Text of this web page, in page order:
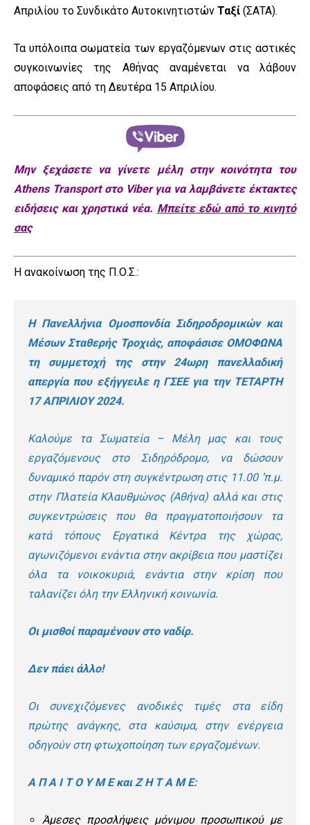
Απριλίου το Συνδικάτο Αυτοκινητιστών Ταξί (ΣΑΤΑ).
Τα υπόλοιπα σωματεία των εργαζόμενων στις αστικές
συγκοινωνίες της Αθήνας αναμένεται να λάβουν
αποφάσεις από τη Δευτέρα 15 Απριλίου.
Μην ξεχάσετε να γίνετε μέλη στην κοινότητα του
Athens Transport στο Viber για να λαμβάνετε έκτακτες
ειδήσεις και χρηστικά νέα. Μπείτε εδώ από το κινητό
σας
Η ανακοίνωση της Π.Ο.Σ.:
H Πανελλήνια Ομοσπονδία Σιδηροδρομικών και
Μέσων Σταθερής Τροχιάς, αποφάσισε ΟΜΟΦΩΝΑ
τη συμμετοχή της στην 24ωρη πανελλαδική
απεργία που εξήγγειλε η ΓΣΕΕ για την ΤΕΤΑΡΤΗ
17 ΑΠΡΙΛΙΟΥ 2024.
Καλούμε τα Σωματεία – Μέλη μας και τους
εργαζόμενους στο Σιδηρόδρομο, να δώσουν
δυναμικό παρόν στη συγκέντρωση στις 11.00 ’π.μ.
στην Πλατεία Κλαυθμώνος (Αθήνα) αλλά και στις
συγκεντρώσεις που θα πραγματοποιήσουν τα
κατά τόπους Εργατικά Κέντρα της χώρας,
αγωνιζόμενοι ενάντια στην ακρίβεια που μαστίζει
όλα τα νοικοκυριά, ενάντια στην κρίση που
ταλανίζει όλη την Ελληνική κοινωνία.
Οι μισθοί παραμένουν στο ναδίρ.
Δεν πάει άλλο!
Οι συνεχιζόμενες ανοδικές τιμές στα είδη
πρώτης ανάγκης, στα καύσιμα, στην ενέργεια
οδηγούν στη φτωχοποίηση των εργαζομένων.
Α Π Α Ι Τ Ο Υ Μ Ε και Ζ Η Τ Α Μ Ε:
Άμεσες προσλήψεις μόνιμου προσωπικού με